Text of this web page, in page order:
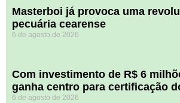
Masterboi já provoca uma
pecuária cearense
6 de agosto de 2026
Com investimento de R$ 6
ganha centro para certificação
6 de agosto de 2026